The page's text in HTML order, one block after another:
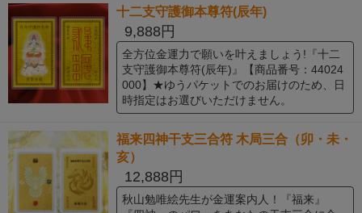
十二支守護御本尊符(辰年)
9,888円
全方位金運力で願いを叶えましょう!『十二
支守護御本尊符(辰年)』【商品番号：44024
000】★ゆうパケットでのお届けのため、日
時指定はお選びいただけません。
福来四神干支三合符 木局三合（卯・未・
亥）
12,888円
秋山勉唯絵先生が金運案内人！『福来』